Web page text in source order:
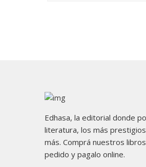
Edhasa, la editorial donde
literatura, los más
más. Comprá nuestros
pedido y pagalo online.